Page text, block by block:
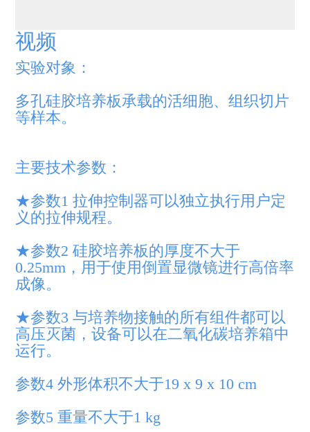
视频
实验对象：
多孔硅胶培养板承载的活细胞、组织切片
等样本。
主要技术参数：
★参数1 拉伸控制器可以独立执行用户定
义的拉伸规程。
★参数2 硅胶培养板的厚度不大于
0.25mm，用于使用倒置显微镜进行高倍率
成像。
★参数3 与培养物接触的所有组件都可以
高压灭菌，设备可以在二氧化碳培养箱中
运行。
参数4 外形体积不大于19 x 9 x 10 cm
参数5 重量不大于1 kg